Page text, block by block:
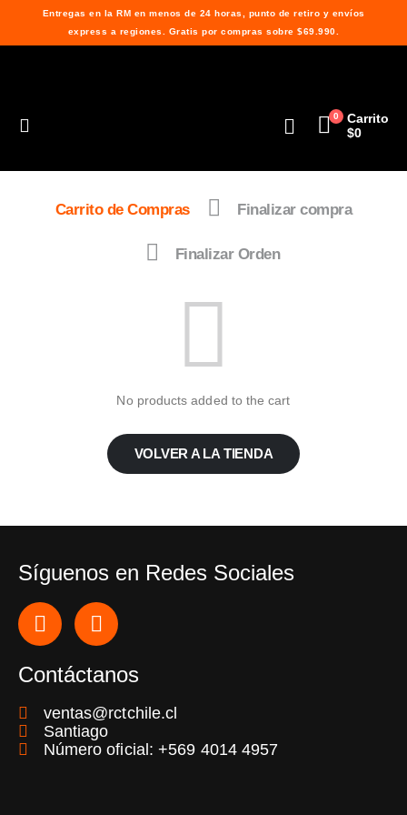
Entregas en la RM en menos de 24 horas, punto de retiro y envíos
express a regiones. Gratis por compras sobre $69.990.
0
Carrito
$0
Carrito de Compras Finalizar compra
Finalizar Orden
No products added to the cart
VOLVER A LA TIENDA
Síguenos en Redes Sociales
Contáctanos
ventas@rctchile.cl
Santiago
Número oficial: +569 4014 4957